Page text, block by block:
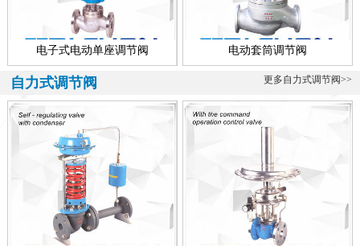
电子式电动单座调节阀 电动套筒调节阀
自力式调节阀 更多自力式调节阀>>